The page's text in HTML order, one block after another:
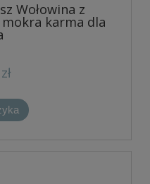
Wołowina z
karma dla